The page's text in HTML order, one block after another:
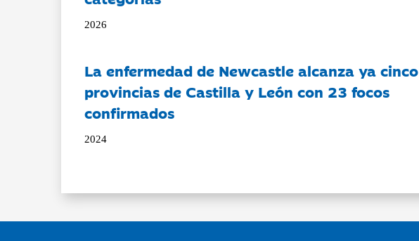
2026
La enfermedad de Newcastle alcanza ya cinco
provincias de Castilla y León con 23 focos
confirmados
2024